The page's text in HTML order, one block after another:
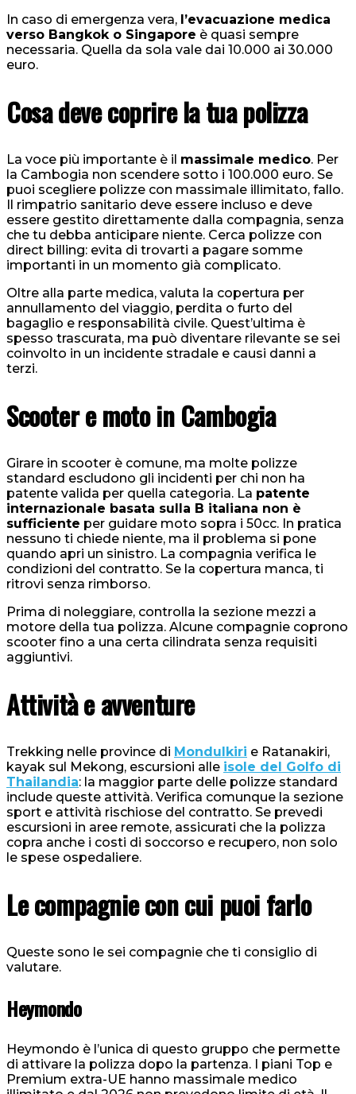
In caso di emergenza vera, l’evacuazione medica
verso Bangkok o Singapore è quasi sempre
necessaria. Quella da sola vale dai 10.000 ai 30.000
euro.
Cosa deve coprire la tua polizza
La voce più importante è il massimale medico. Per
la Cambogia non scendere sotto i 100.000 euro. Se
puoi scegliere polizze con massimale illimitato, fallo.
Il rimpatrio sanitario deve essere incluso e deve
essere gestito direttamente dalla compagnia, senza
che tu debba anticipare niente. Cerca polizze con
direct billing: evita di trovarti a pagare somme
importanti in un momento già complicato.
Oltre alla parte medica, valuta la copertura per
annullamento del viaggio, perdita o furto del
bagaglio e responsabilità civile. Quest’ultima è
spesso trascurata, ma può diventare rilevante se sei
coinvolto in un incidente stradale e causi danni a
terzi.
Scooter e moto in Cambogia
Girare in scooter è comune, ma molte polizze
standard escludono gli incidenti per chi non ha
patente valida per quella categoria. La patente
internazionale basata sulla B italiana non è
sufficiente per guidare moto sopra i 50cc. In pratica
nessuno ti chiede niente, ma il problema si pone
quando apri un sinistro. La compagnia verifica le
condizioni del contratto. Se la copertura manca, ti
ritrovi senza rimborso.
Prima di noleggiare, controlla la sezione mezzi a
motore della tua polizza. Alcune compagnie coprono
scooter fino a una certa cilindrata senza requisiti
aggiuntivi.
Attività e avventure
Trekking nelle province di Mondulkiri e Ratanakiri,
kayak sul Mekong, escursioni alle isole del Golfo di
Thailandia: la maggior parte delle polizze standard
include queste attività. Verifica comunque la sezione
sport e attività rischiose del contratto. Se prevedi
escursioni in aree remote, assicurati che la polizza
copra anche i costi di soccorso e recupero, non solo
le spese ospedaliere.
Le compagnie con cui puoi farlo
Queste sono le sei compagnie che ti consiglio di
valutare.
Heymondo
Heymondo è l’unica di questo gruppo che permette
di attivare la polizza dopo la partenza. I piani Top e
Premium extra-UE hanno massimale medico